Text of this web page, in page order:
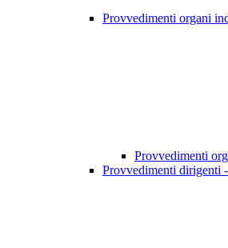
Provvedimenti organi
Provvedimenti
Provvedimenti dirigenti